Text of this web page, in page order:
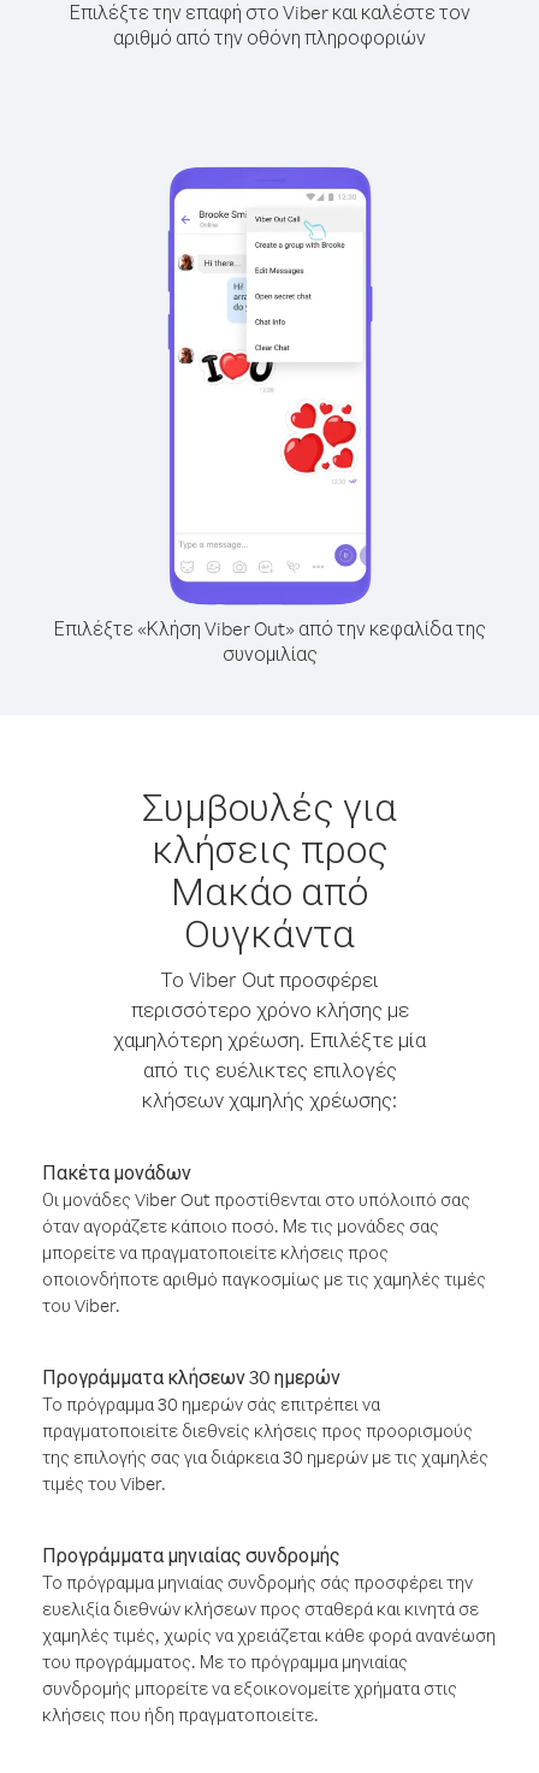
Επιλέξτε την επαφή στο Viber και καλέστε τον
αριθμό από την οθόνη πληροφοριών
Επιλέξτε «Κλήση Viber Out» από την κεφαλίδα της
συνομιλίας
Συμβουλές για
κλήσεις προς
Μακάο από
Ουγκάντα
Το Viber Out προσφέρει
περισσότερο χρόνο κλήσης με
χαμηλότερη χρέωση. Επιλέξτε μία
από τις ευέλικτες επιλογές
κλήσεων χαμηλής χρέωσης:
Πακέτα μονάδων
Οι μονάδες Viber Out προστίθενται στο υπόλοιπό σας
όταν αγοράζετε κάποιο ποσό. Με τις μονάδες σας
μπορείτε να πραγματοποιείτε κλήσεις προς
οποιονδήποτε αριθμό παγκοσμίως με τις χαμηλές τιμές
του Viber.
Προγράμματα κλήσεων 30 ημερών
Το πρόγραμμα 30 ημερών σάς επιτρέπει να
πραγματοποιείτε διεθνείς κλήσεις προς προορισμούς
της επιλογής σας για διάρκεια 30 ημερών με τις χαμηλές
τιμές του Viber.
Προγράμματα μηνιαίας συνδρομής
Το πρόγραμμα μηνιαίας συνδρομής σάς προσφέρει την
ευελιξία διεθνών κλήσεων προς σταθερά και κινητά σε
χαμηλές τιμές, χωρίς να χρειάζεται κάθε φορά ανανέωση
του προγράμματος. Με το πρόγραμμα μηνιαίας
συνδρομής μπορείτε να εξοικονομείτε χρήματα στις
κλήσεις που ήδη πραγματοποιείτε.